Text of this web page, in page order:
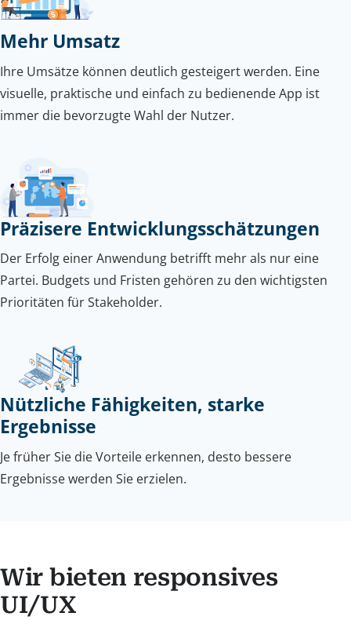
Mehr Umsatz
Ihre Umsätze können deutlich gesteigert werden. Eine
visuelle, praktische und einfach zu bedienende App ist
immer die bevorzugte Wahl der Nutzer.
Präzisere Entwicklungsschätzungen
Der Erfolg einer Anwendung betrifft mehr als nur eine
Partei. Budgets und Fristen gehören zu den wichtigsten
Prioritäten für Stakeholder.
Nützliche Fähigkeiten, starke
Ergebnisse
Je früher Sie die Vorteile erkennen, desto bessere
Ergebnisse werden Sie erzielen.
Wir bieten responsives
UI/UX